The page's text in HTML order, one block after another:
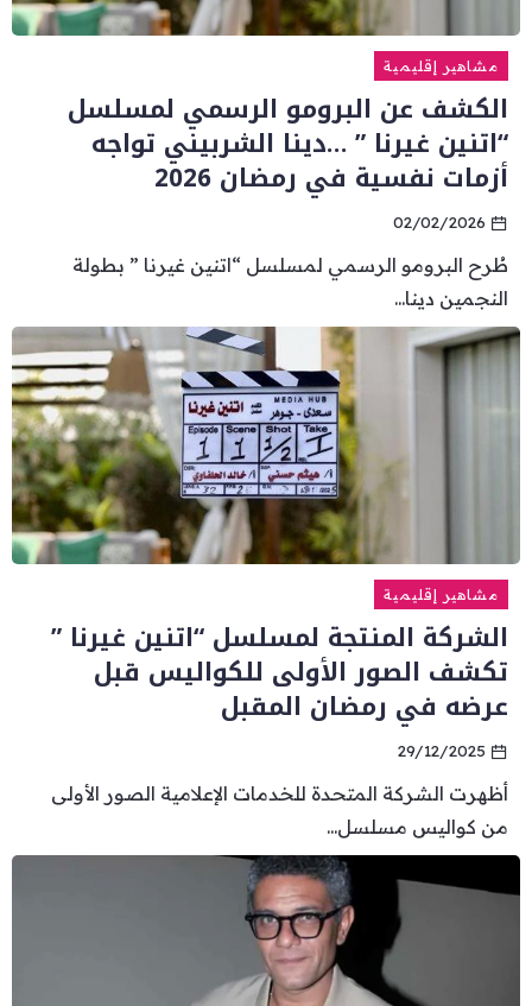
مشاهير إقليمية
الكشف عن البرومو الرسمي لمسلسل
“اتنين غيرنا ” …دينا الشربيني تواجه
أزمات نفسية في رمضان 2026
02/02/2026
طُرح البرومو الرسمي لمسلسل “اتنين غيرنا ” بطولة
النجمين دينا...
مشاهير إقليمية
الشركة المنتجة لمسلسل “اتنين غيرنا ”
تكشف الصور الأولى للكواليس قبل
عرضه في رمضان المقبل
29/12/2025
أظهرت الشركة المتحدة للخدمات الإعلامية الصور الأولى
من كواليس مسلسل...